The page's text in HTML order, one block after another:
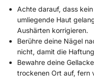
Achte darauf, dass
umliegende Haut
Aushärten korrigieren.
Berühre deine Nägel
nicht, damit die
Bewahre deine
trockenen Ort auf, fern